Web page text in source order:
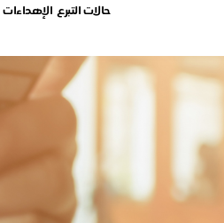
حالات التبرع الإهداءات